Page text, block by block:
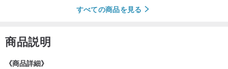
すべての商品を見る
商品説明
《商品詳細》